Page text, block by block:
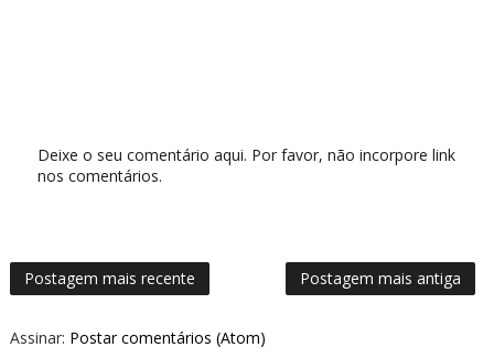
Deixe o seu comentário aqui. Por favor, não incorpore link
nos comentários.
Postagem mais recente Postagem mais antiga
Assinar: Postar comentários (Atom)